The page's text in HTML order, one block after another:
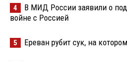
4
В МИД России заявили о
войне с Россией
5 Ереван рубит сук, на